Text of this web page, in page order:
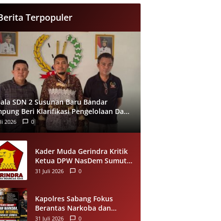
Terpopuler
SDN 2 Susunan Baru Bandar
Beri Klarifikasi Pengelolaan Dana
Tegaskan Sesuai Juknis
2026 0
Kader Muda Gerindra Kritik
Ketua DPW NasDem Sumut
soal Bobby Nasution,
31 Juli 2026 0
Kapolres Sabang Fokus
Berantas Narkoba dan
Benahi Internal, Masyarakat
31 Juli 2026 0